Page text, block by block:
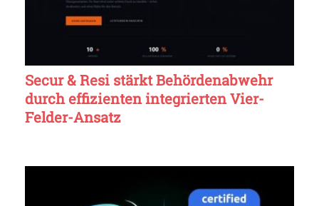
Secur & Resi stärkt Behördenabwehr
durch effizienten integrierten Vier-
Felder-Ansatz